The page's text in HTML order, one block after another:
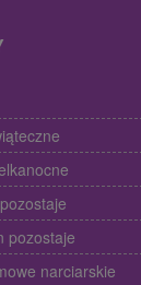
pozostaje
narciarskie